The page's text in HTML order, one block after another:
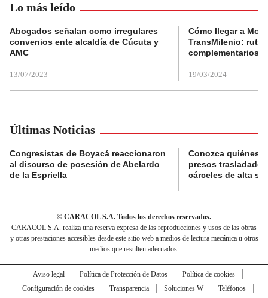
Lo más leído
Abogados señalan como irregulares
convenios ente alcaldía de Cúcuta y
AMC
13/07/2023
Cómo llegar a
TransMilenio:
complementarios
19/03/2024
Últimas Noticias
Congresistas de Boyacá reaccionaron
al discurso de posesión de Abelardo
de la Espriella
Conozca quiénes
presos
cárceles de alta
© CARACOL S.A. Todos los derechos reservados.
CARACOL S.A. realiza una reserva expresa de las reproducciones y usos de las obras
y otras prestaciones accesibles desde este sitio web a medios de lectura mecánica u otros
medios que resulten adecuados.
Aviso legal Política de Protección de Datos
Política de cookies
Configuración de cookies
Transparencia Soluciones W
Teléfonos